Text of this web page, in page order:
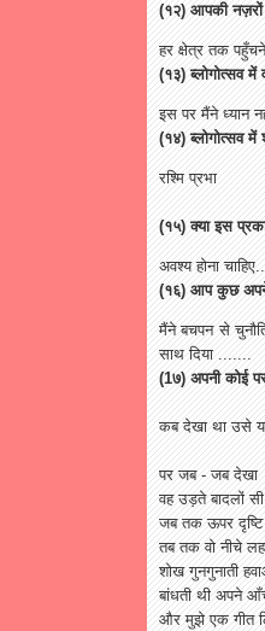
(१२) आपकी नज़रों
हर क्षेत्र तक
(१३) ब्लोगोत्सव
इस पर मैंने ध्यान
(१४) ब्लोगोत्सव में
रश्मि प्रभा
(१५) क्या इस
अवश्य होना
(१६) आप कुछ अपने
मैंने बचपन से
साथ दिया .......
(1७) अपनी कोई
कब देखा था उसे
पर जब - जब देखा
वह उड़ते बादलों
जब तक ऊपर दृष्टि
तब तक वो नीचे
शोख गुनगुनाती
बांधती थी अपने
और मुझे एक गीत